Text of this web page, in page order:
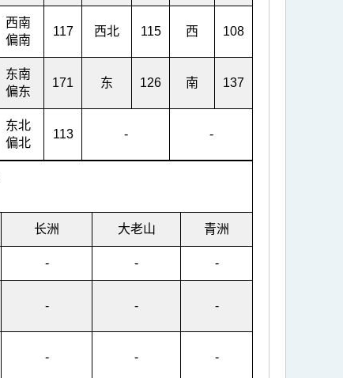
西南
偏南
117 西北 115 西 108
东南
偏东
171 东 126 南 137
东北
偏北
113 - -
长洲 大老山 青洲
- - -
- - -
- - -